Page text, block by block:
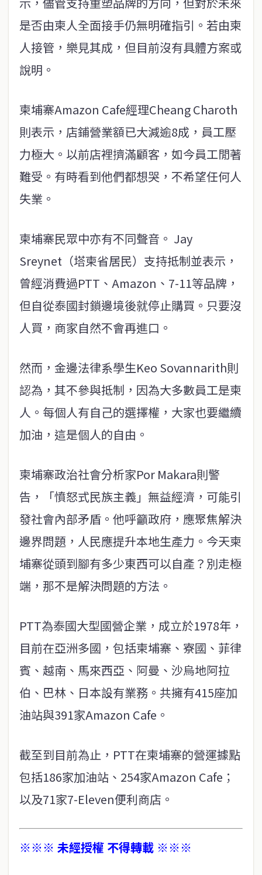
是否由柬人全面接手仍無明確指引。若由柬
人接管，樂見其成，但目前沒有具體方案或
說明。
柬埔寨Amazon Cafe經理Cheang Charoth
則表示，店鋪營業額已大減逾8成，員工壓
力極大。以前店裡擠滿顧客，如今員工閒著
難受。有時看到他們都想哭，不希望任何人
失業。
柬埔寨民眾中亦有不同聲音。 Jay
Sreynet（塔柬省居民）支持抵制並表示，
曾經消費過PTT、Amazon、7-11等品牌，
但自從泰國封鎖邊境後就停止購買。只要沒
人買，商家自然不會再進口。
然而，金邊法律系學生Keo Sovannarith則
認為，其不參與抵制，因為大多數員工是柬
人。每個人有自己的選擇權，大家也要繼續
加油，這是個人的自由。
柬埔寨政治社會分析家Por Makara則警
告，「憤怒式民族主義」無益經濟，可能引
發社會內部矛盾。他呼籲政府，應聚焦解決
邊界問題，人民應提升本地生產力。今天柬
埔寨從頭到腳有多少東西可以自產？別走極
端，那不是解決問題的方法。
PTT為泰國大型國營企業，成立於1978年，
目前在亞洲多國，包括柬埔寨、寮國、菲律
賓、越南、馬來西亞、阿曼、沙烏地阿拉
伯、巴林、日本設有業務。共擁有415座加
油站與391家Amazon Cafe。
截至到目前為止，PTT在柬埔寨的營運據點
包括186家加油站、254家Amazon Cafe；
以及71家7-Eleven便利商店。
※※※ 未經授權 不得轉載 ※※※